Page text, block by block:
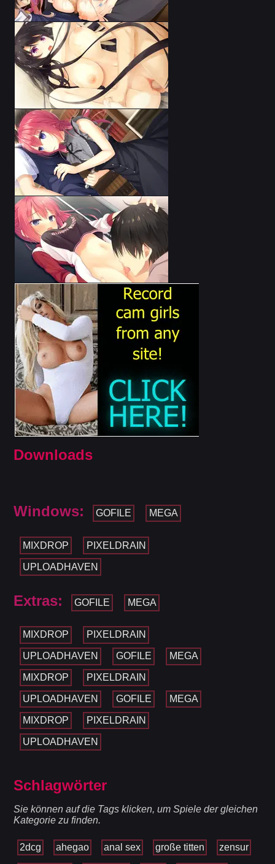
Downloads
Windows: GOFILE MEGA
MIXDROP PIXELDRAIN
UPLOADHAVEN
Extras: GOFILE MEGA
MIXDROP PIXELDRAIN
UPLOADHAVEN GOFILE MEGA
MIXDROP PIXELDRAIN
UPLOADHAVEN GOFILE MEGA
MIXDROP PIXELDRAIN
UPLOADHAVEN
Schlagwörter
Sie können auf die Tags klicken, um Spiele der gleichen
Kategorie zu finden.
2dcg ahegao anal sex große titten zensur